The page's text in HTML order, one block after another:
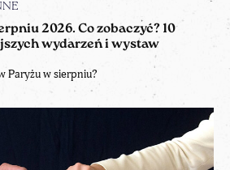
2026. Co zobaczyć? 10
wydarzeń i wystaw
Paryżu w sierpniu?